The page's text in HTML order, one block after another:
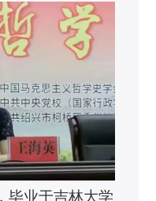
毕业于吉林大学